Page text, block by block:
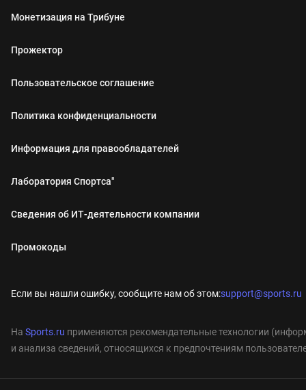
Монетизация на Трибуне
Прожектор
Пользовательское соглашение
Политика конфиденциальности
Информация для правообладателей
Лаборатория Спортса"
Сведения об ИТ‑деятельности компании
Промокоды
Если вы нашли ошибку, сообщите нам об этом:support@sports.ru
На Sports.ru применяются рекомендательные технологии
и анализа сведений, относящихся к предпочтениям